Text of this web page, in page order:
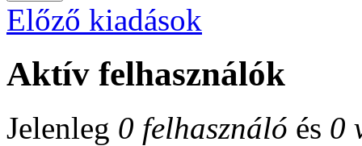
Előző kiadások
Aktív felhasználók
Jelenleg 0 felhasználó és 0